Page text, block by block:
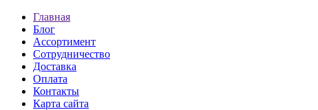
Главная
Блог
Ассортимент
Сотрудничество
Доставка
Оплата
Контакты
Карта сайта